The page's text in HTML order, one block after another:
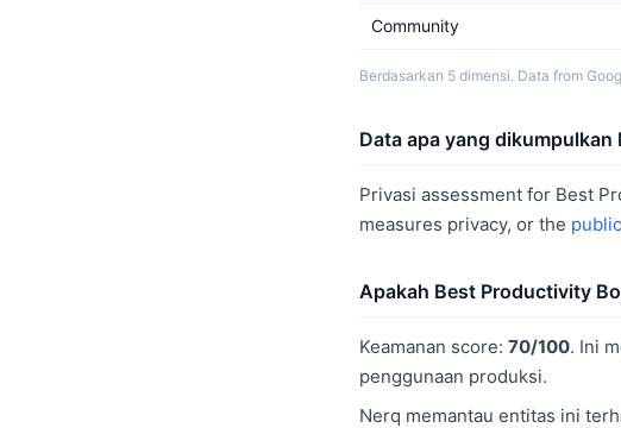
Community
Berdasarkan 5 dimensi. Data from
Data apa yang
Privasi assessment for Best
measures privacy, or the
Apakah Best Productivity
Keamanan score: 70/100. Ini
penggunaan produksi.
Nerq memantau entitas ini